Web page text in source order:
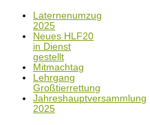
Laternenumzug
2025
Neues HLF20
in Dienst
gestellt
Mitmachtag
Lehrgang
Großtierrettung
Jahreshauptversammlung
2025